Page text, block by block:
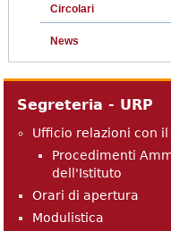
Circolari
News
Segreteria - URP
Ufficio relazioni con il
Procedimenti
dell'Istituto
Orari di apertura
Modulistica